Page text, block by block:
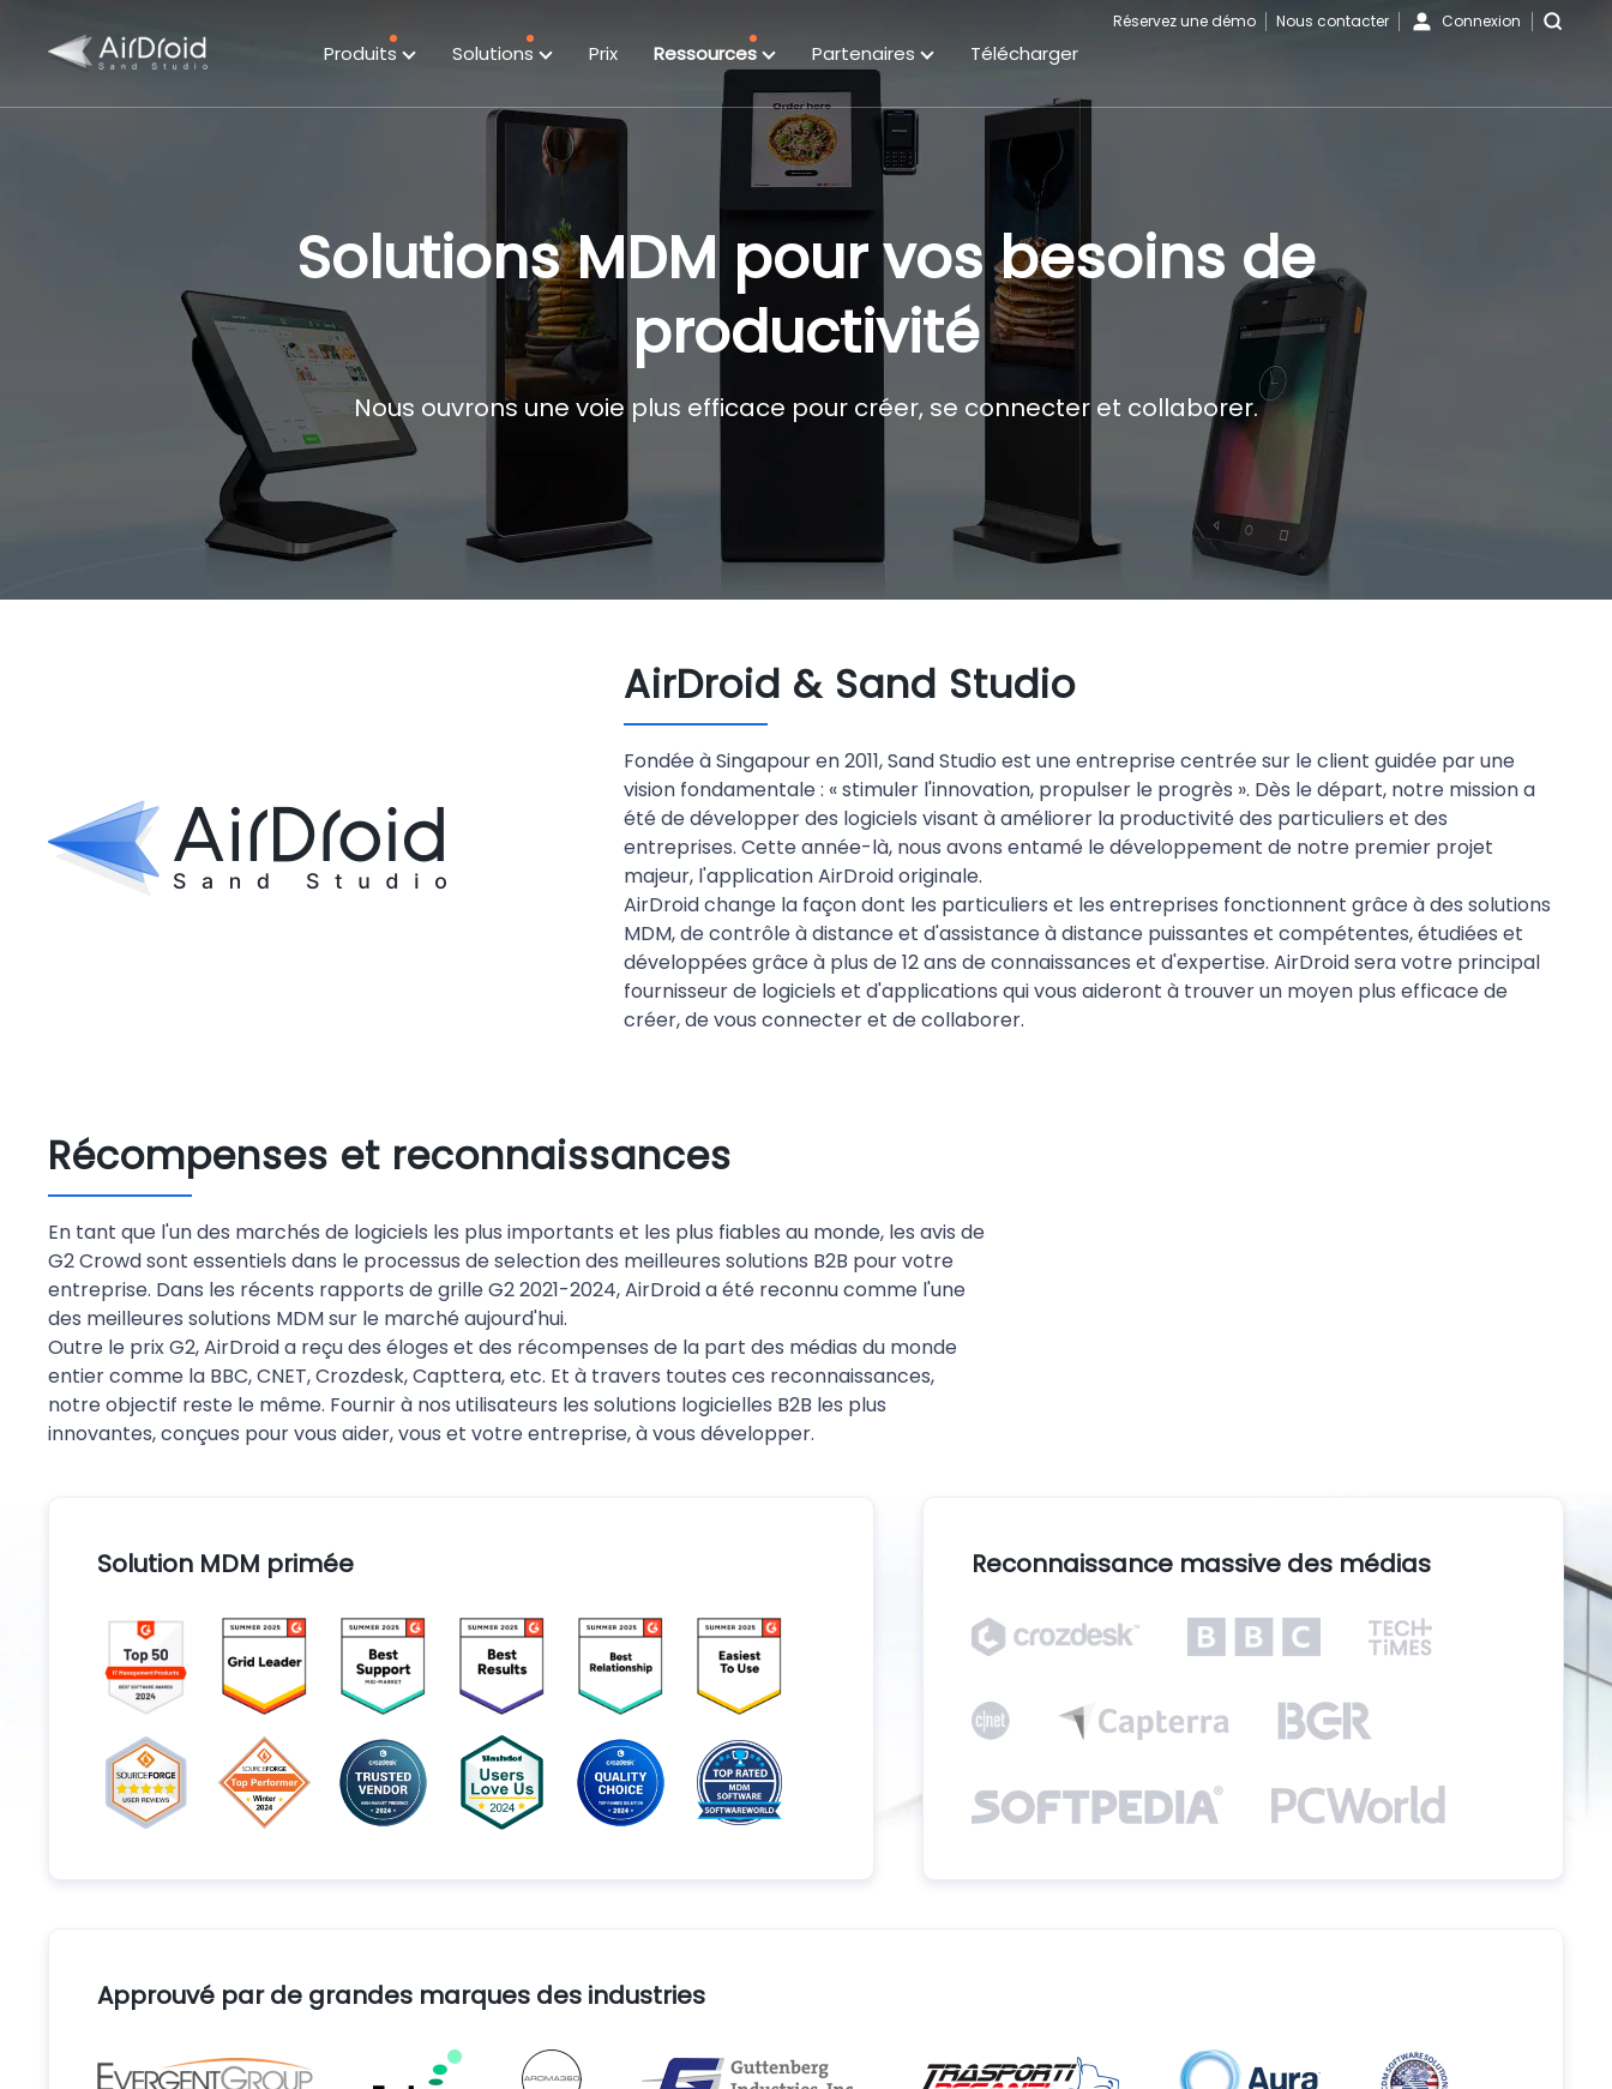
Produits Solutions Prix Ressources Partenaires Télécharger
Réservez une démo Nous contacter Connexion
Solutions MDM pour vos besoins de
productivité
Nous ouvrons une voie plus efficace pour créer, se connecter et collaborer.
AirDroid & Sand Studio
Fondée à Singapour en 2011, Sand Studio est une entreprise centrée sur le client guidée par une
vision fondamentale : « stimuler l'innovation, propulser le progrès ». Dès le départ, notre mission a
été de développer des logiciels visant à améliorer la productivité des particuliers et des
entreprises. Cette année-là, nous avons entamé le développement de notre premier projet
majeur, l'application AirDroid originale.
AirDroid change la façon dont les particuliers et les entreprises fonctionnent grâce à des solutions
MDM, de contrôle à distance et d'assistance à distance puissantes et compétentes, étudiées et
développées grâce à plus de 12 ans de connaissances et d'expertise. AirDroid sera votre principal
fournisseur de logiciels et d'applications qui vous aideront à trouver un moyen plus efficace de
créer, de vous connecter et de collaborer.
Récompenses et reconnaissances
En tant que l'un des marchés de logiciels les plus importants et les plus fiables au monde, les avis de
G2 Crowd sont essentiels dans le processus de selection des meilleures solutions B2B pour votre
entreprise. Dans les récents rapports de grille G2 2021-2024, AirDroid a été reconnu comme l'une
des meilleures solutions MDM sur le marché aujourd'hui.
Outre le prix G2, AirDroid a reçu des éloges et des récompenses de la part des médias du monde
entier comme la BBC, CNET, Crozdesk, Capttera, etc. Et à travers toutes ces reconnaissances,
notre objectif reste le même. Fournir à nos utilisateurs les solutions logicielles B2B les plus
innovantes, conçues pour vous aider, vous et votre entreprise, à vous développer.
Solution MDM primée Reconnaissance massive des médias
Approuvé par de grandes marques des industries